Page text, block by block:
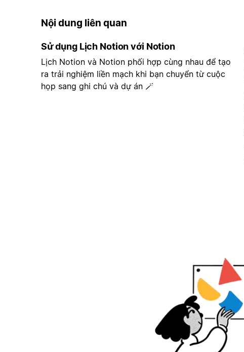
Nội dung liên quan
Sử dụng Lịch Notion với Notion
Lịch Notion và Notion phối hợp cùng nhau để tạo
ra trải nghiệm liền mạch khi bạn chuyển từ cuộc
họp sang ghi chú và dự án 🪄